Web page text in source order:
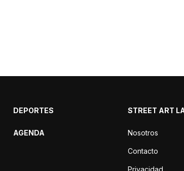
DEPORTES
AGENDA
STREET ART
Nosotros
Contacto
Privacidad